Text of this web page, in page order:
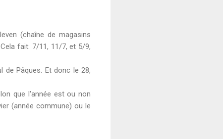
(chaîne de magasins
fait: 7/11, 11/7, et 5/9,
de Pâques. Et donc le 28,
que l'année est ou non
(année commune) ou le